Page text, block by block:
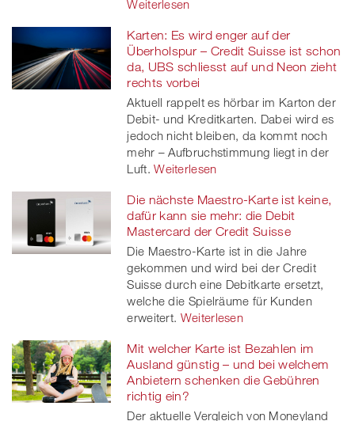
Weiterlesen
Karten: Es wird enger auf der
Überholspur – Credit Suisse ist schon
da, UBS schliesst auf und Neon zieht
rechts vorbei
Aktuell rappelt es hörbar im Karton der
Debit- und Kreditkarten. Dabei wird es
jedoch nicht bleiben, da kommt noch
mehr – Aufbruchstimmung liegt in der
Luft. Weiterlesen
Die nächste Maestro-Karte ist keine,
dafür kann sie mehr: die Debit
Mastercard der Credit Suisse
Die Maestro-Karte ist in die Jahre
gekommen und wird bei der Credit
Suisse durch eine Debitkarte ersetzt,
welche die Spielräume für Kunden
erweitert. Weiterlesen
Mit welcher Karte ist Bezahlen im
Ausland günstig – und bei welchem
Anbietern schenken die Gebühren
richtig ein?
Der aktuelle Vergleich von Moneyland